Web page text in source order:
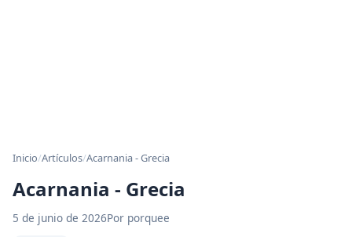
Inicio/Artículos/Acarnania - Grecia
Acarnania - Grecia
5 de junio de 2026Por porquee